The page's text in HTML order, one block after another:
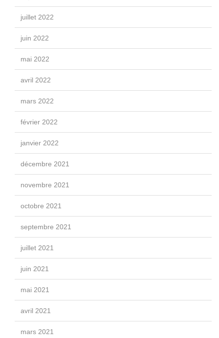
juillet 2022
juin 2022
mai 2022
avril 2022
mars 2022
février 2022
janvier 2022
décembre 2021
novembre 2021
octobre 2021
septembre 2021
juillet 2021
juin 2021
mai 2021
avril 2021
mars 2021